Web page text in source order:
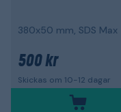
380x50 mm, SDS Max
500 kr
Skickas om 10-12 dagar